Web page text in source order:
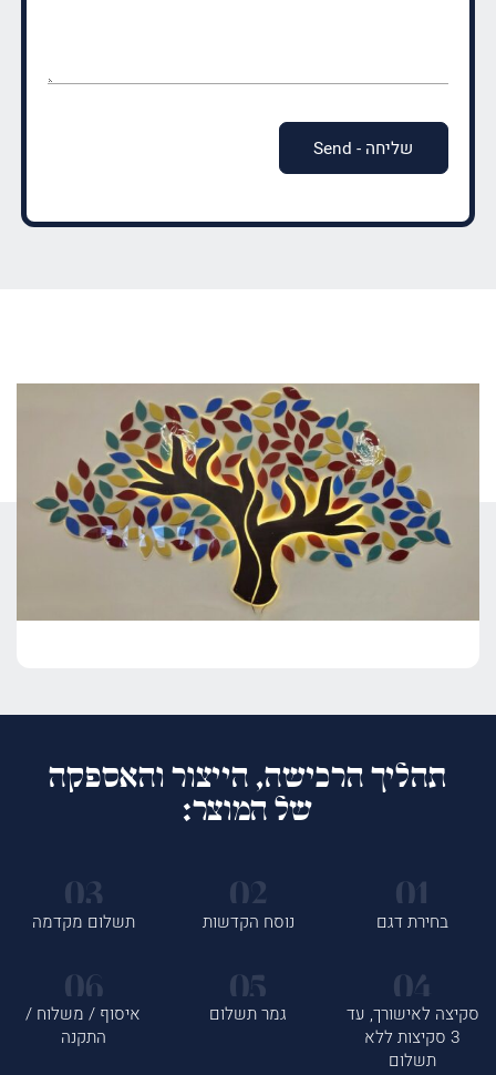
תהליך הרכישה, הייצור והאספקה
של המוצר:
בחירת דגם נוסח הקדשות תשלום מקדמה
סקיצה לאישורך, עד
3 סקיצות ללא
תשלום
גמר תשלום
איסוף / משלוח /
התקנה